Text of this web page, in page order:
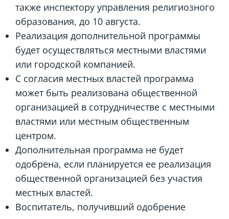
также инспектору управления религиозного
образования, до 10 августа.
Реализация дополнительной программы
будет осуществляться местными властями
или городской компанией.
С согласия местных властей программа
может быть реализована общественной
организацией в сотрудничестве с местными
властями или местным общественным
центром.
Дополнительная программа не будет
одобрена, если планируется ее реализация
общественной организацией без участия
местных властей.
Воспитатель, получивший одобрение